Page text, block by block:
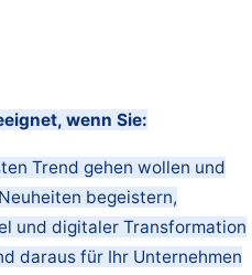
wenn Sie:
Trend gehen wollen und
begeistern,
und digitaler Transformation
daraus für Ihr Unternehmen